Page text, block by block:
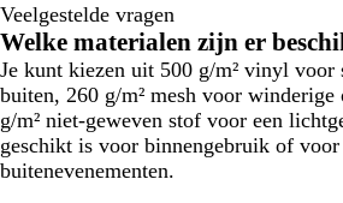
Veelgestelde vragen
Welke materialen zijn er
Je kunt kiezen uit 500 g/m² vinyl voor
buiten, 260 g/m² mesh voor winderige
g/m² niet-geweven stof voor een
geschikt is voor binnengebruik of
buitenevenementen.